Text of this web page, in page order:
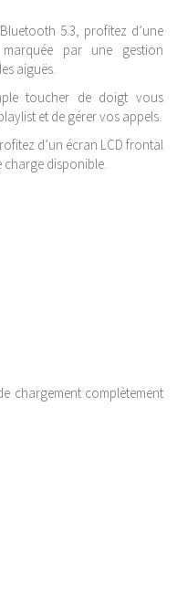
5.3, profitez d’une
par une gestion
aiguës.
toucher de doigt vous
et de gérer vos appels.
d’un écran LCD frontal
disponible.
chargement complètement